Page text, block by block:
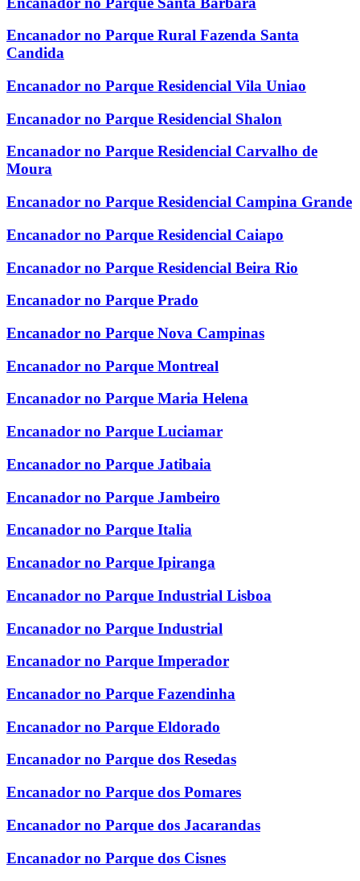
Encanador no Parque Rural Fazenda Santa
Candida
Encanador no Parque Residencial Vila Uniao
Encanador no Parque Residencial Shalon
Encanador no Parque Residencial Carvalho de
Moura
Encanador no Parque Residencial Campina Grande
Encanador no Parque Residencial Caiapo
Encanador no Parque Residencial Beira Rio
Encanador no Parque Prado
Encanador no Parque Nova Campinas
Encanador no Parque Montreal
Encanador no Parque Maria Helena
Encanador no Parque Luciamar
Encanador no Parque Jatibaia
Encanador no Parque Jambeiro
Encanador no Parque Italia
Encanador no Parque Ipiranga
Encanador no Parque Industrial Lisboa
Encanador no Parque Industrial
Encanador no Parque Imperador
Encanador no Parque Fazendinha
Encanador no Parque Eldorado
Encanador no Parque dos Resedas
Encanador no Parque dos Pomares
Encanador no Parque dos Jacarandas
Encanador no Parque dos Cisnes